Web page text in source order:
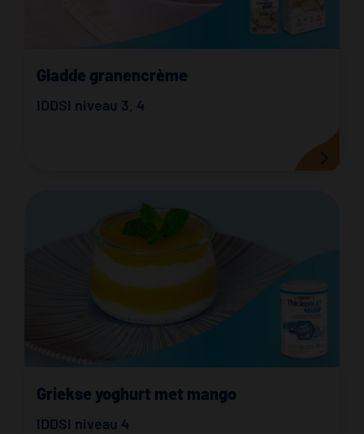
Gladde granencrème
IDDSI niveau 3, 4
Griekse yoghurt met mango
IDDSI niveau 4